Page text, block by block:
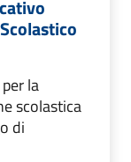
la
scolastica
di